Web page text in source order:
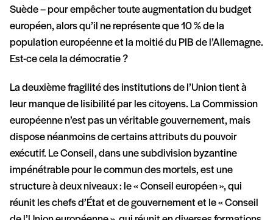
Suède – pour empêcher toute augmentation du budget
européen, alors qu’il ne représente que 10 % de la
population européenne et la moitié du PIB de l’Allemagne.
Est-ce cela la démocratie ?
La deuxième fragilité des institutions de l’Union tient à
leur manque de lisibilité par les citoyens. La Commission
européenne n’est pas un véritable gouvernement, mais
dispose néanmoins de certains attributs du pouvoir
exécutif. Le Conseil, dans une subdivision byzantine
impénétrable pour le commun des mortels, est une
structure à deux niveaux : le « Conseil européen », qui
réunit les chefs d’État et de gouvernement et le « Conseil